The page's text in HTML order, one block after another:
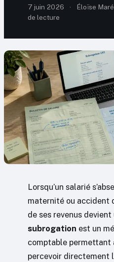
7 juin 2026 · Éloïse
de lecture
Lorsqu’un salarié
maternité ou accident
de ses revenus
subrogation est un
comptable permettant
percevoir directement